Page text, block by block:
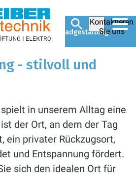
Kontaktieren
Sie uns
Bad Badgestaltung
- stilvoll und
in unserem Alltag eine
der Ort, an dem der Tag
ein privater Rückzugsort,
und Entspannung fördert.
sich den idealen Ort für